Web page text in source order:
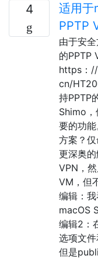
4
适用于
PPTP
由于安
的PPTP
https：
cn/
持PPTP
Shimo
要的功
方案？
更深奥
VPN，
VM，但
编辑：
macOS
编辑2：
选项文
但是